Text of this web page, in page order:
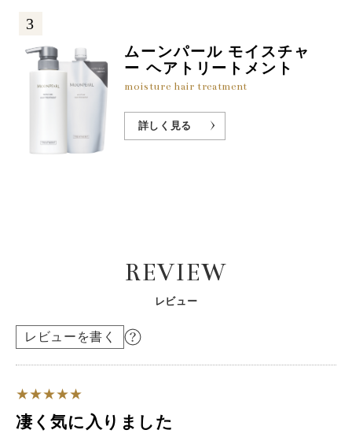
3
ムーンパール モイスチャ
ー ヘアトリートメント
moisture hair treatment
詳しく見る
REVIEW
レビュー
レビューを書く
凄く気に入りました